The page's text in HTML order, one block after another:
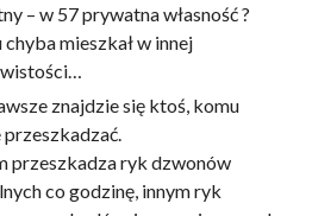
– w 57 prywatna własność ?
mieszkał w innej
znajdzie się ktoś, komu
przeszkadzać.
przeszkadza ryk dzwonów
co godzinę, innym ryk